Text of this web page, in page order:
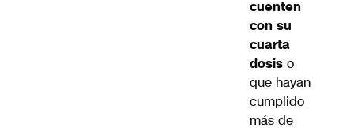
cuenten
con su
cuarta
dosis o
que hayan
cumplido
más de